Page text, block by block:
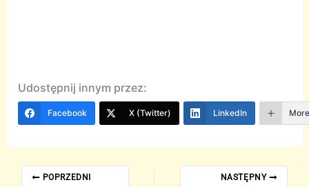
Udostępnij innym przez:
Facebook X (Twitter) LinkedIn
POPRZEDNI NASTĘPNY